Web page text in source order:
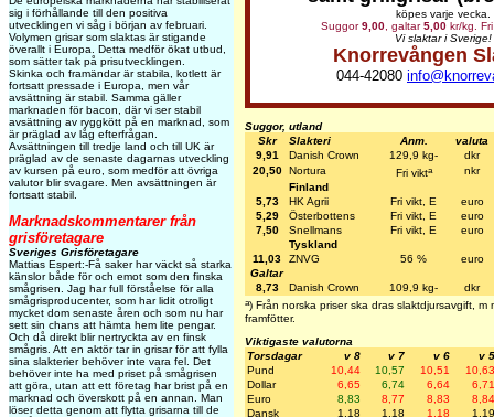
sig i förhållande till den positiva
utvecklingen vi såg i början av februari.
Volymen grisar som slaktas är stigande
överallt i Europa. Detta medför ökat utbud,
som sätter tak på prisutvecklingen.
Skinka och framändar är stabila, kotlett är
fortsatt pressade i Europa, men vår
avsättning är stabil. Samma gäller
marknaden för bacon, där vi ser stabil
avsättning av ryggkött på en marknad, som
är präglad av låg efterfrågan.
Avsättningen till tredje land och till UK är
präglad av de senaste dagarnas utveckling
av kursen på euro, som medför att övriga
valutor blir svagare. Men avsättningen är
fortsatt stabil.
Marknadskommentarer från
grisföretagare
Sveriges Grisföretagare
Mattias Espert:-Få saker har väckt så starka
känslor både för och emot som den finska
smågrisen. Jag har full förståelse för alla
smågrisproducenter, som har lidit otroligt
mycket dom senaste åren och som nu har
sett sin chans att hämta hem lite pengar.
Och då direkt blir nertryckta av en finsk
smågris. Att en aktör tar in grisar för att fylla
sina slakterier behöver inte vara fel. Det
behöver inte ha med priset på smågrisen
att göra, utan att ett företag har brist på en
marknad och överskott på en annan. Man
löser detta genom att flytta grisarna till de
köpes varje vecka.
Suggor9,00, galtar5,00kr/kg. Fri
Vi slaktar i Sverige!
Knorrevången
044-42080
Suggor, utland
Skr
Slakteri Anm.
valuta
9,91
Danish Crown 129,9 kg-
dkr
20,50 Nortura Fri vikta
nkr
Finland
5,73
HK Agrii Fri vikt, E
euro
5,29
Österbottens Fri vikt, E
euro
7,50
Snellmans Fri vikt, E
euro
Tyskland
11,03
ZNVG 56 %
euro
Galtar
8,73
Danish Crown 109,9 kg- dkr
a) Från norska priser ska dras slaktdjursavgift,
framfötter.
Viktigaste valutorna
Torsdagar
v 8 v 7 v 6
v 5
Pund
10,44 10,57 10,51
10,63
Dollar
6,65 6,74 6,64
6,71
Euro
8,83 8,77 8,83
8,84
Dansk
1,18 1,18 1,18
1,19